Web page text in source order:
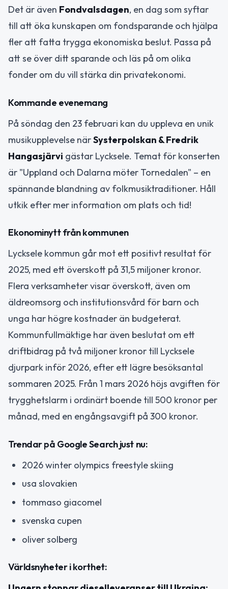
Det är även Fondvalsdagen, en dag som syftar
till att öka kunskapen om fondsparande och hjälpa
fler att fatta trygga ekonomiska beslut. Passa på
att se över ditt sparande och läs på om olika
fonder om du vill stärka din privatekonomi.
Kommande evenemang
På söndag den 23 februari kan du uppleva en unik
musikupplevelse närSysterpolskan & Fredrik
Hangasjärvi gästar Lycksele. Temat för konserten
är "Uppland och Dalarna möter Tornedalen" – en
spännande blandning av folkmusiktraditioner. Håll
utkik efter mer information om plats och tid!
Ekonominytt från kommunen
Lycksele kommun går mot ett positivt resultat för
2025, med ett överskott på 31,5 miljoner kronor.
Flera verksamheter visar överskott, även om
äldreomsorg och institutionsvård för barn och
unga har högre kostnader än budgeterat.
Kommunfullmäktige har även beslutat om ett
driftbidrag på två miljoner kronor till Lycksele
djurpark inför 2026, efter ett lägre besöksantal
sommaren 2025. Från 1 mars 2026 höjs avgiften för
trygghetslarm i ordinärt boende till 500 kronor per
månad, med en engångsavgift på 300 kronor.
Trendar på Google Search just nu:
2026 winter olympics freestyle skiing
usa slovakien
tommaso giacomel
svenska cupen
oliver solberg
Världsnyheter i korthet: